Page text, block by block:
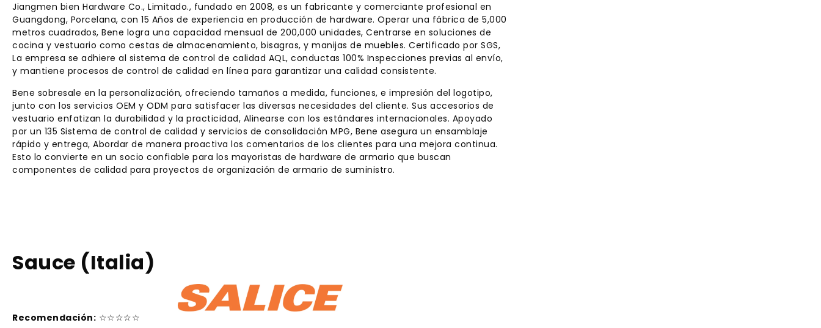
Jiangmen bien Hardware Co., Limitado., fundado en 2008, es un fabricante y comerciante profesional en
Guangdong, Porcelana, con 15 Años de experiencia en producción de hardware. Operar una fábrica de 5,000
metros cuadrados, Bene logra una capacidad mensual de 200,000 unidades, Centrarse en soluciones de
cocina y vestuario como cestas de almacenamiento, bisagras, y manijas de muebles. Certificado por SGS,
La empresa se adhiere al sistema de control de calidad AQL, conductas 100% Inspecciones previas al envío,
y mantiene procesos de control de calidad en línea para garantizar una calidad consistente.
Bene sobresale en la personalización, ofreciendo tamaños a medida, funciones, e impresión del logotipo,
junto con los servicios OEM y ODM para satisfacer las diversas necesidades del cliente. Sus accesorios de
vestuario enfatizan la durabilidad y la practicidad, Alinearse con los estándares internacionales. Apoyado
por un 135 Sistema de control de calidad y servicios de consolidación MPG, Bene asegura un ensamblaje
rápido y entrega, Abordar de manera proactiva los comentarios de los clientes para una mejora continua.
Esto lo convierte en un socio confiable para los mayoristas de hardware de armario que buscan
componentes de calidad para proyectos de organización de armario de suministro.
Sauce (Italia)
Recomendación: ☆☆☆☆☆